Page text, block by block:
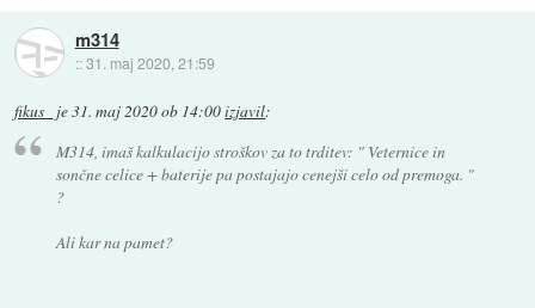
m314
::31. maj 2020, 21:59
fikus_ je31. maj 2020 ob 14:00izjavil:
M314, imaš kalkulacijo stroškov za to trditev: " Veternice in
sončne celice + baterije pa postajajo cenejši celo od premoga. "
?
Ali kar na pamet?